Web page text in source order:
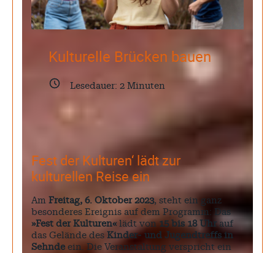
Kulturelle Brücken bauen
Lesedauer: 2Minuten
Fest der Kulturen‘ lädt zur
kulturellen Reise ein
Am Freitag, 6. Oktober 2023, steht ein ganz
besonderes Ereignis auf dem Programm: Das
»Fest der Kulturen«lädt von 15 bis 18 Uhr auf
das Gelände des Kinder- und Jugendtreffs in
Sehnde ein. Die Veranstaltung verspricht ein